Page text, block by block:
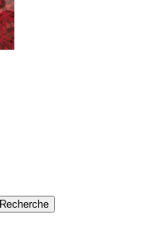
Recherche